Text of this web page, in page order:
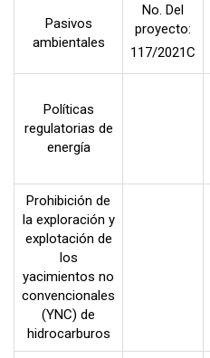
Pasivos
ambientales
No. Del
proyecto:
117/2021C
Políticas
regulatorias de
energía
Prohibición de
la exploración y
explotación de
los
yacimientos no
convencionales
(YNC) de
hidrocarburos